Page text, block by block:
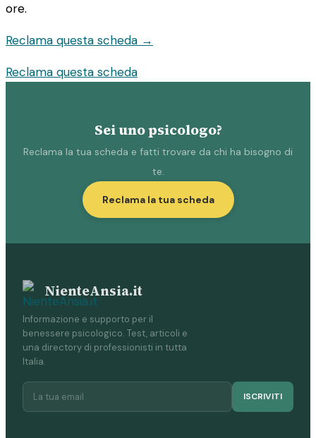
ore.
Reclama questa scheda →
Reclama questa scheda
Sei uno psicologo?
Reclama la tua scheda e fatti trovare da chi ha bisogno di
te.
Reclama la tua scheda
NienteAnsia.it
Informazione e supporto per il
benessere psicologico. Test, articoli e
una directory di professionisti in tutta
Italia.
ISCRIVITI